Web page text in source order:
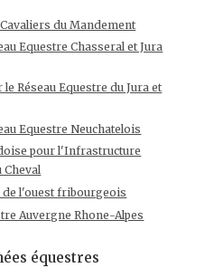
du Mandement
Equestre Chasseral et Jura
Réseau Equestre du Jura et
Equestre Neuchatelois
pour l'Infrastructure
Cheval
de l'ouest fribourgeois
Auvergne Rhone-Alpes
équestres